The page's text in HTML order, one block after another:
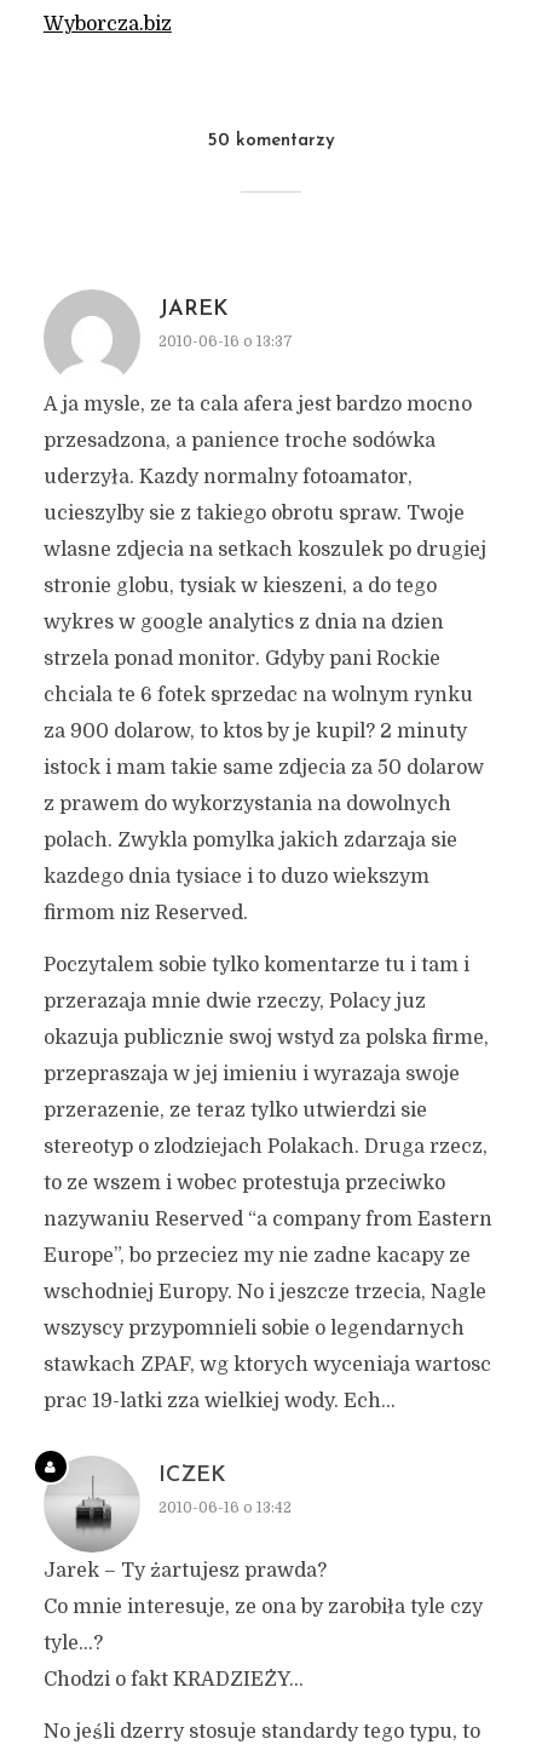
Wyborcza.biz
50 komentarzy
JAREK
2010-06-16 o 13:37
A ja mysle, ze ta cala afera jest bardzo mocno
przesadzona, a panience troche sodówka
uderzyła. Kazdy normalny fotoamator,
ucieszylby sie z takiego obrotu spraw. Twoje
wlasne zdjecia na setkach koszulek po drugiej
stronie globu, tysiak w kieszeni, a do tego
wykres w google analytics z dnia na dzien
strzela ponad monitor. Gdyby pani Rockie
chciala te 6 fotek sprzedac na wolnym rynku
za 900 dolarow, to ktos by je kupil? 2 minuty
istock i mam takie same zdjecia za 50 dolarow
z prawem do wykorzystania na dowolnych
polach. Zwykla pomylka jakich zdarzaja sie
kazdego dnia tysiace i to duzo wiekszym
firmom niz Reserved.
Poczytalem sobie tylko komentarze tu i tam i
przerazaja mnie dwie rzeczy, Polacy juz
okazuja publicznie swoj wstyd za polska firme,
przepraszaja w jej imieniu i wyrazaja swoje
przerazenie, ze teraz tylko utwierdzi sie
stereotyp o zlodziejach Polakach. Druga rzecz,
to ze wszem i wobec protestuja przeciwko
nazywaniu Reserved “a company from Eastern
Europe”, bo przeciez my nie zadne kacapy ze
wschodniej Europy. No i jeszcze trzecia, Nagle
wszyscy przypomnieli sobie o legendarnych
stawkach ZPAF, wg ktorych wyceniaja wartosc
prac 19-latki zza wielkiej wody. Ech…
ICZEK
2010-06-16 o 13:42
Jarek – Ty żartujesz prawda?
Co mnie interesuje, ze ona by zarobiła tyle czy
tyle…?
Chodzi o fakt KRADZIEŻY…
No jeśli dzerry stosuje standardy tego typu, to